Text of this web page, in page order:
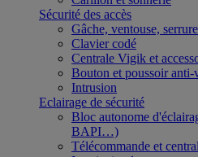
Sécurité des accès
Gâche, ventouse,
Clavier codé
Centrale Vigik et
Bouton et poussoir anti-
Intrusion
Eclairage de sécurité
Bloc autonome
BAPI…)
Télécommande et